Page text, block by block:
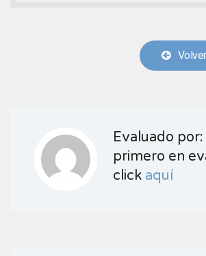
Volver
Evaluado por:
primero en
click aquí